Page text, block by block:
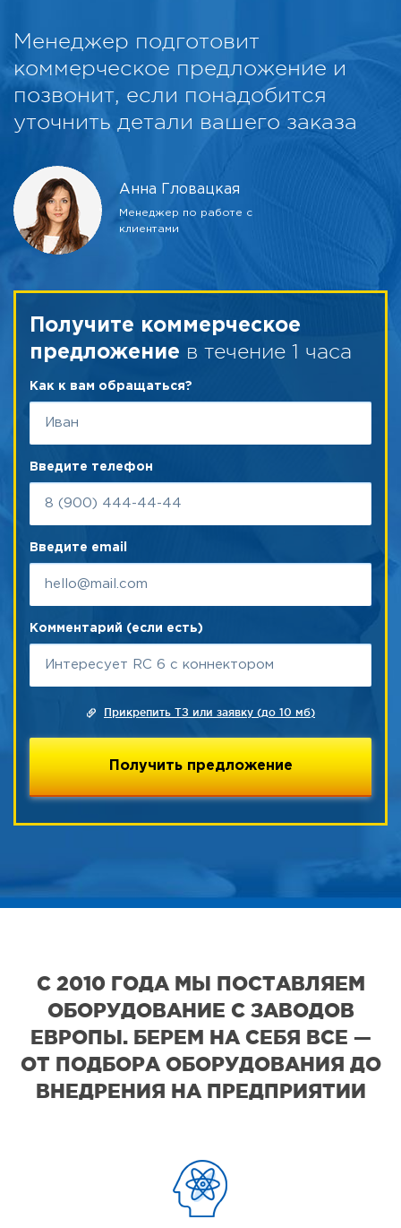
Менеджер подготовит
коммерческое предложение и
позвонит, если понадобится
уточнить детали вашего заказа
Анна Гловацкая
Менеджер по работе с
клиентами
Получите коммерческое
предложение в течение 1 часа
Как к вам обращаться?
Введите телефон
Введите email
Комментарий (если есть)
Прикрепить ТЗ или заявку (до 10 мб)
С 2010 ГОДА МЫ ПОСТАВЛЯЕМ
ОБОРУДОВАНИЕ С ЗАВОДОВ
ЕВРОПЫ. БЕРЕМ НА СЕБЯ ВСЕ —
ОТ ПОДБОРА ОБОРУДОВАНИЯ ДО
ВНЕДРЕНИЯ НА ПРЕДПРИЯТИИ